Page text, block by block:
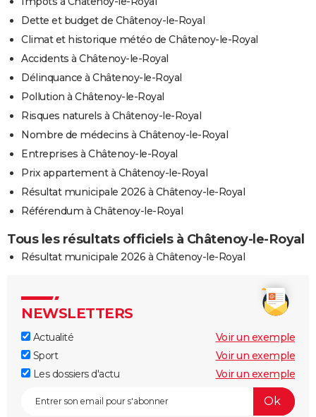
Dette et budget de Châtenoy-le-Royal
Climat et historique météo de Châtenoy-le-Royal
Accidents à Châtenoy-le-Royal
Délinquance à Châtenoy-le-Royal
Pollution à Châtenoy-le-Royal
Risques naturels à Châtenoy-le-Royal
Nombre de médecins à Châtenoy-le-Royal
Entreprises à Châtenoy-le-Royal
Prix appartement à Châtenoy-le-Royal
Résultat municipale 2026 à Châtenoy-le-Royal
Référendum à Châtenoy-le-Royal
Tous les résultats officiels à Châtenoy-le-Royal
Résultat municipale 2026 à Châtenoy-le-Royal
NEWSLETTERS
Actualité
Voir un exemple
Sport
Voir un exemple
Les dossiers d'actu
Voir un exemple